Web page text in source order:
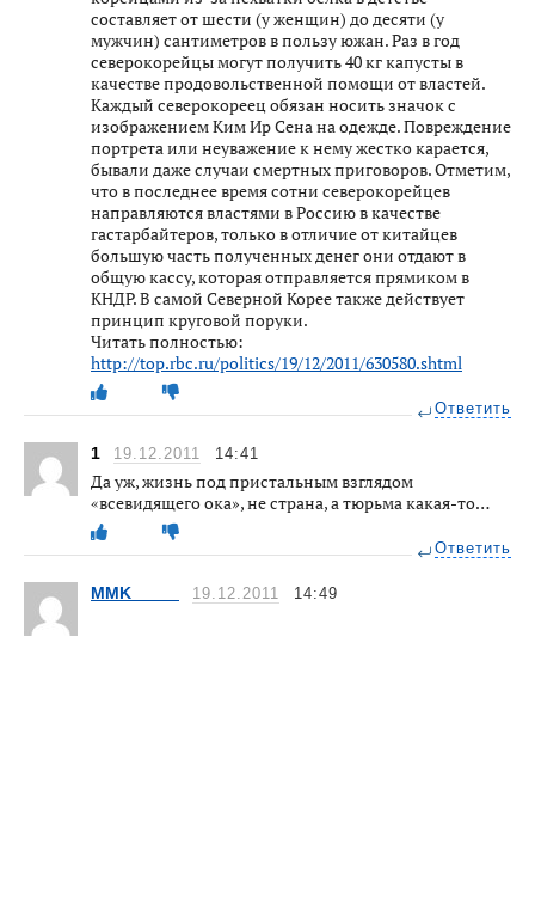
составляет от шести (у женщин) до десяти (у
мужчин) сантиметров в пользу южан. Раз в год
северокорейцы могут получить 40 кг капусты в
качестве продовольственной помощи от властей.
Каждый северокореец обязан носить значок с
изображением Ким Ир Сена на одежде. Повреждение
портрета или неуважение к нему жестко карается,
бывали даже случаи смертных приговоров. Отметим,
что в последнее время сотни северокорейцев
направляются властями в Россию в качестве
гастарбайтеров, только в отличие от китайцев
большую часть полученных денег они отдают в
общую кассу, которая отправляется прямиком в
КНДР. В самой Северной Корее также действует
принцип круговой поруки.
Читать полностью:
http://top.rbc.ru/politics/19/12/2011/630580.shtml
Ответить
1 19.12.2011 14:41
Да уж, жизнь под пристальным взглядом
«всевидящего ока», не страна, а тюрьма какая-то…
Ответить
MMK_____ 19.12.2011 14:49